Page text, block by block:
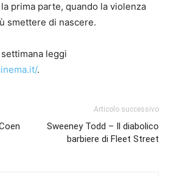
prima parte, quando la violenza
smettere di nascere.
leggi
.
Articolo successivo
Sweeney Todd – Il diabolico
barbiere di Fleet Street